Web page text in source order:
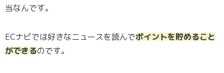
当なんです。
ECナビでは好きなニュースを読んでポイントを貯めること
ができるのです。